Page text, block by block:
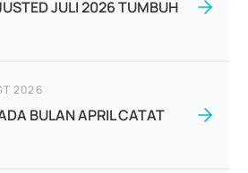
JULI 2026 TUMBUH
2026
BULAN APRIL CATAT